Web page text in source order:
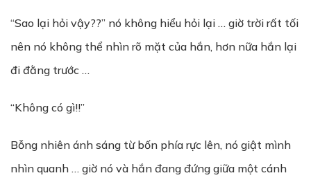
“Sao lại hỏi vậy??” nó không hiểu hỏi lại … giờ trời rất tối
nên nó không thể nhìn rõ mặt của hắn, hơn nữa hắn lại
đi đằng trước …
“Không có gì!!”
Bỗng nhiên ánh sáng từ bốn phía rực lên, nó giật mình
nhìn quanh … giờ nó và hắn đang đứng giữa một cánh